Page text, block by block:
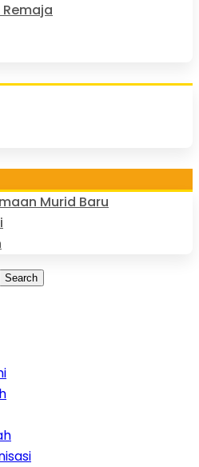
Murid Baru
Search